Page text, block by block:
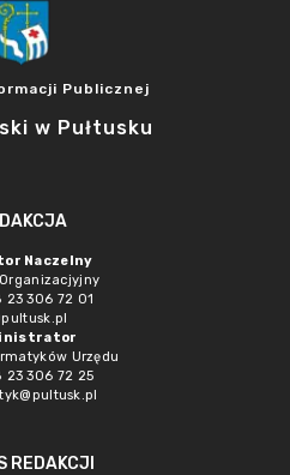
Publicznej
w Pułtusku
Naczelny
Organizacjyjny
23 306 72 01
Urzędu
23 306 72 25
REDAKCJI